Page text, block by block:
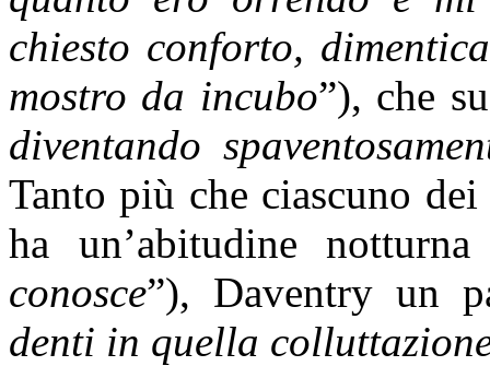
chiesto conforto,
mostro da incubo”), che
diventando
Tanto più che ciascuno
ha un’abitudine
conosce”), Daventry un
denti in quella